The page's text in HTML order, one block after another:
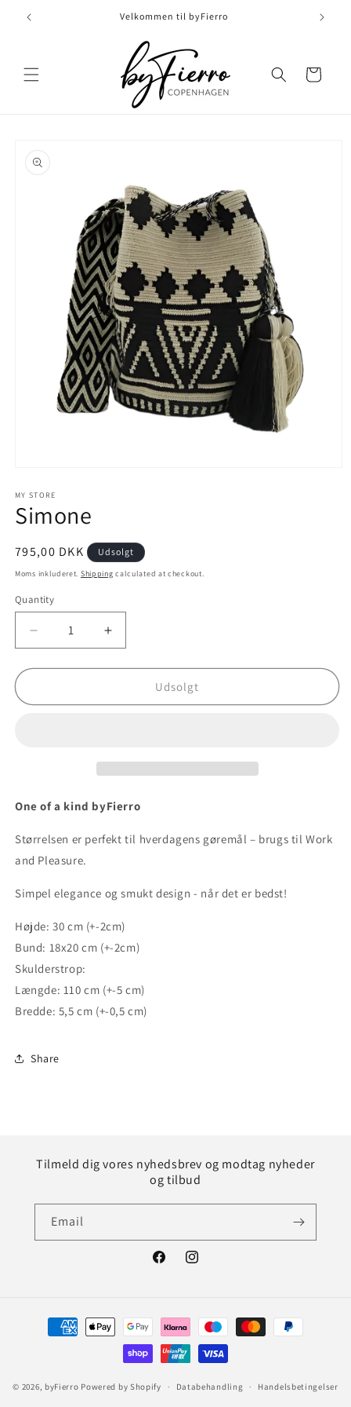
Skip to
content
Velkommen til byFierro
Indkøbskurv
product
information
1
in
modal
MY STORE
Simone
795,00 DKK Udsolgt
Moms inkluderet. Shipping calculated at checkout.
Quantity
Decrease
quantity
for
Increase
quantity
for
Udsolgt
One of a kind byFierro
Størrelsen er perfekt til hverdagens gøremål – brugs til Work
and Pleasure.
Simpel elegance og smukt design - når det er bedst!
Højde: 30 cm (+-2cm)
Bund: 18x20 cm (+-2cm)
Skulderstrop:
Længde: 110 cm (+-5 cm)
Bredde: 5,5 cm (+-0,5 cm)
Share
Tilmeld dig vores nyhedsbrev og modtag nyheder
og tilbud
Email
FacebookInstagram
Betalingsmetoder
© 2026, byFierro Powered by Shopify Databehandling Handelsbetingelser